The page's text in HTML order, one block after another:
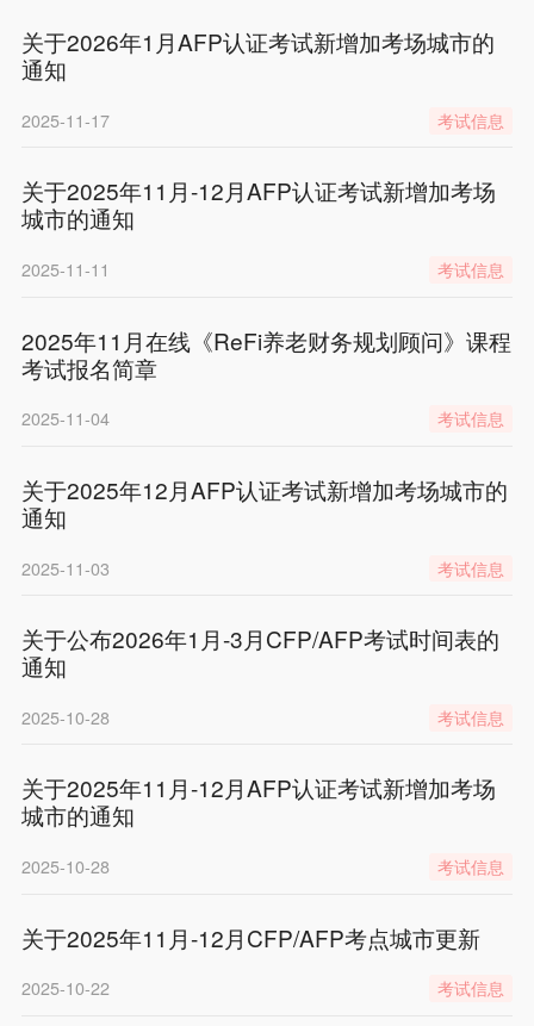
关于2026年1月AFP认证考试新增加考场城市的
通知
2025-11-17 考试信息
关于2025年11月-12月AFP认证考试新增加考场
城市的通知
2025-11-11 考试信息
2025年11月在线《ReFi养老财务规划顾问》课程
考试报名简章
2025-11-04 考试信息
关于2025年12月AFP认证考试新增加考场城市的
通知
2025-11-03 考试信息
关于公布2026年1月-3月CFP/AFP考试时间表的
通知
2025-10-28 考试信息
关于2025年11月-12月AFP认证考试新增加考场
城市的通知
2025-10-28 考试信息
关于2025年11月-12月CFP/AFP考点城市更新
2025-10-22 考试信息